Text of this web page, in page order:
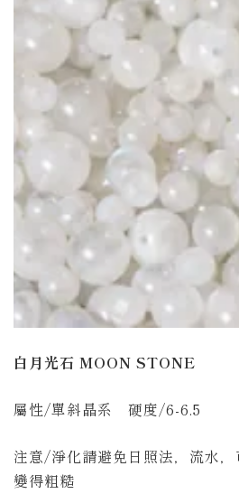
白月光石 MOON STONE
屬性/單斜晶系 硬度/6-6.5
注意/淨化請避免日照法，流水
變得粗糙